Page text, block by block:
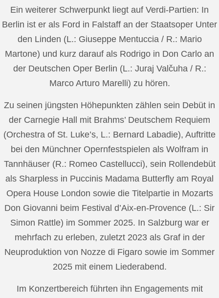
Ein weiterer Schwerpunkt liegt auf Verdi-Partien: In
Berlin ist er als Ford in Falstaff an der Staatsoper Unter
den Linden (L.: Giuseppe Mentuccia / R.: Mario
Martone) und kurz darauf als Rodrigo in Don Carlo an
der Deutschen Oper Berlin (L.: Juraj Valčuha / R.:
Marco Arturo Marelli) zu hören.
Zu seinen jüngsten Höhepunkten zählen sein Debüt in
der Carnegie Hall mit Brahms’ Deutschem Requiem
(Orchestra of St. Luke’s, L.: Bernard Labadie), Auftritte
bei den Münchner Opernfestspielen als Wolfram in
Tannhäuser (R.: Romeo Castellucci), sein Rollendebüt
als Sharpless in Puccinis Madama Butterfly am Royal
Opera House London sowie die Titelpartie in Mozarts
Don Giovanni beim Festival d’Aix-en-Provence (L.: Sir
Simon Rattle) im Sommer 2025. In Salzburg war er
mehrfach zu erleben, zuletzt 2023 als Graf in der
Neuproduktion von Nozze di Figaro sowie im Sommer
2025 mit einem Liederabend.
Im Konzertbereich führten ihn Engagements mit